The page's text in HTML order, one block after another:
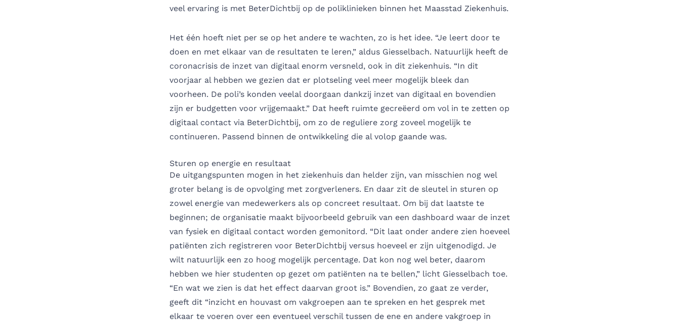
veel ervaring is met BeterDichtbij op de poliklinieken binnen het Maasstad Ziekenhuis.
Het één hoeft niet per se op het andere te wachten, zo is het idee. “Je leert door te
doen en met elkaar van de resultaten te leren,” aldus Giesselbach. Natuurlijk heeft de
coronacrisis de inzet van digitaal enorm versneld, ook in dit ziekenhuis. “In dit
voorjaar al hebben we gezien dat er plotseling veel meer mogelijk bleek dan
voorheen. De poli’s konden veelal doorgaan dankzij inzet van digitaal en bovendien
zijn er budgetten voor vrijgemaakt.” Dat heeft ruimte gecreëerd om vol in te zetten op
digitaal contact via BeterDichtbij, om zo de reguliere zorg zoveel mogelijk te
continueren. Passend binnen de ontwikkeling die al volop gaande was.
Sturen op energie en resultaat
De uitgangspunten mogen in het ziekenhuis dan helder zijn, van misschien nog wel
groter belang is de opvolging met zorgverleners. En daar zit de sleutel in sturen op
zowel energie van medewerkers als op concreet resultaat. Om bij dat laatste te
beginnen; de organisatie maakt bijvoorbeeld gebruik van een dashboard waar de inzet
van fysiek en digitaal contact worden gemonitord. “Dit laat onder andere zien hoeveel
patiënten zich registreren voor BeterDichtbij versus hoeveel er zijn uitgenodigd. Je
wilt natuurlijk een zo hoog mogelijk percentage. Dat kon nog wel beter, daarom
hebben we hier studenten op gezet om patiënten na te bellen,” licht Giesselbach toe.
“En wat we zien is dat het effect daarvan groot is.” Bovendien, zo gaat ze verder,
geeft dit “inzicht en houvast om vakgroepen aan te spreken en het gesprek met
elkaar te voeren over een eventueel verschil tussen de ene en andere vakgroep in